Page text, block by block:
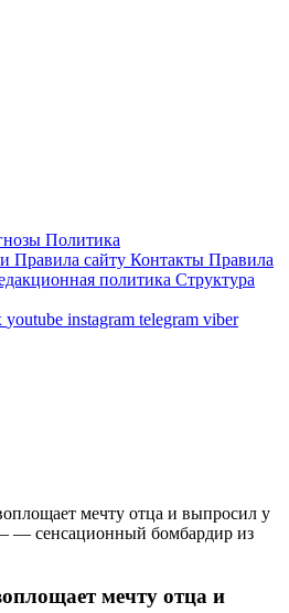
Политика
Правила сайту Контакты Правила
политика Структура
youtube instagram telegram viber
мечту отца и выпросил у
— сенсационный бомбардир из
мечту отца и